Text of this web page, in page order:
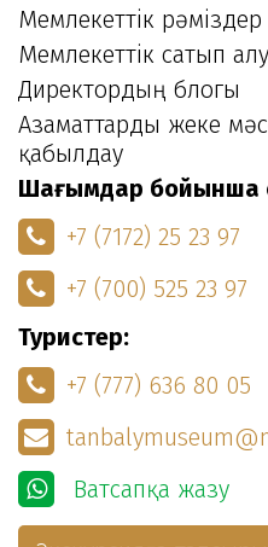
Мемлекеттік рәміздер
Мемлекеттік сатып
Директордың блогы
Азаматтарды жеке
қабылдау
Шағымдар бойынша
+7 (7172) 25 23 97
+7 (700) 525 23 97
Туристер:
+7 (777) 636 80 05
Ватсапқа жазу